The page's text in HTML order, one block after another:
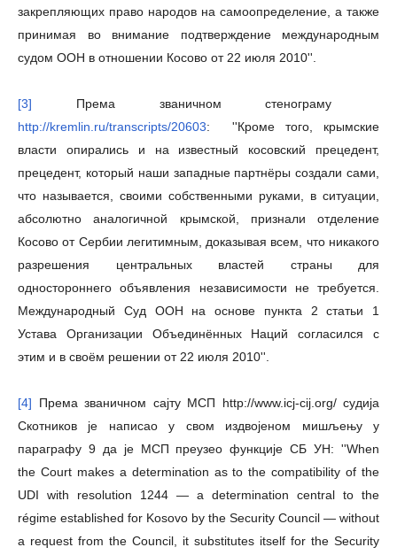
закрепляющих право народов на самоопределение, а также
принимая во внимание подтверждение международным
судом ООН в отношении Косово от 22 июля 2010''.
[3] Према званичном стенограму
http://kremlin.ru/transcripts/20603: ''Кроме того, крымские
власти опирались и на известный косовский прецедент,
прецедент, который наши западные партнёры создали сами,
что называется, своими собственными руками, в ситуации,
абсолютно аналогичной крымской, признали отделение
Косово от Сербии легитимным, доказывая всем, что никакого
разрешения центральных властей страны для
одностороннего объявления независимости не требуется.
Международный Суд ООН на основе пункта 2 статьи 1
Устава Организации Объединённых Наций согласился с
этим и в своём решении от 22 июля 2010''.
[4] Према званичном сајту МСП http://www.icj-cij.org/ судија
Скотников је написао у свом издвојеном мишљењу у
параграфу 9 да је МСП преузео функције СБ УН: ''When
the Court makes a determination as to the compatibility of the
UDI with resolution 1244 — a determination central to the
régime established for Kosovo by the Security Council — without
a request from the Council, it substitutes itself for the Security